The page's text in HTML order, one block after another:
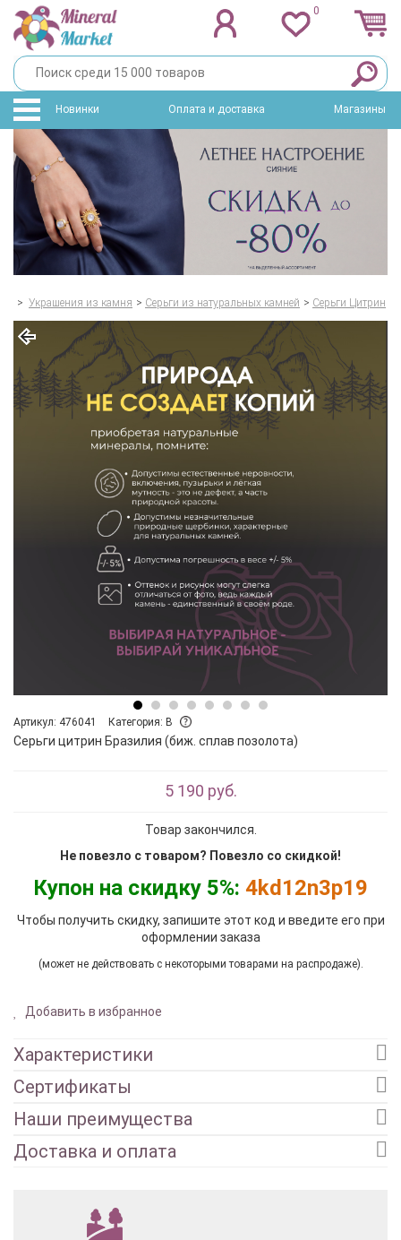
0
Новинки Оплата и доставка Магазины
> Украшения из камня > Серьги из натуральных камней > Серьги Цитрин
Артикул: 476041 Категория: B
Серьги цитрин Бразилия (биж. сплав позолота)
5 190 руб.
Товар закончился.
Не повезло с товаром? Повезло со скидкой!
Купон на скидку 5%: 4kd12n3p19
Чтобы получить скидку, запишите этот код и введите его при
оформлении заказа
(может не действовать с некоторыми товарами на распродаже).
Добавить в избранное
Характеристики
Сертификаты
Наши преимущества
Доставка и оплата